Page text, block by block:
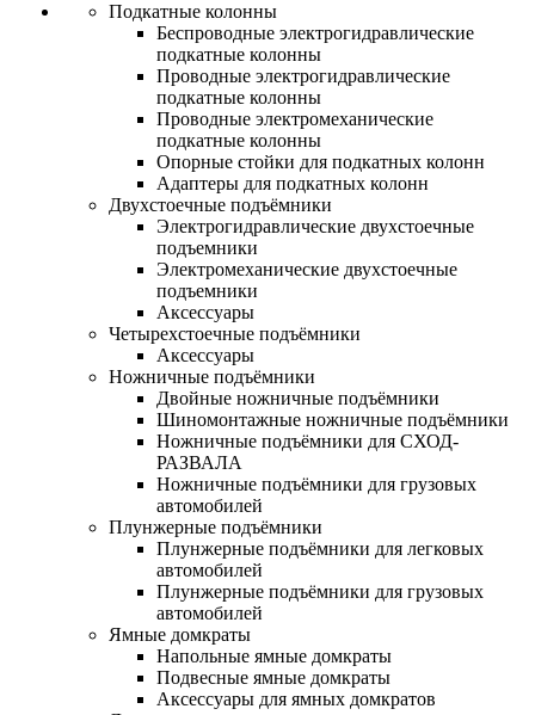
Подкатные колонны
Беспроводные электрогидравлические
подкатные колонны
Проводные электрогидравлические
подкатные колонны
Проводные электромеханические
подкатные колонны
Опорные стойки для подкатных колонн
Адаптеры для подкатных колонн
Двухстоечные подъёмники
Электрогидравлические двухстоечные
подъемники
Электромеханические двухстоечные
подъемники
Аксессуары
Четырехстоечные подъёмники
Аксессуары
Ножничные подъёмники
Двойные ножничные подъёмники
Шиномонтажные ножничные подъёмники
Ножничные подъёмники для СХОД-
РАЗВАЛА
Ножничные подъёмники для грузовых
автомобилей
Плунжерные подъёмники
Плунжерные подъёмники для легковых
автомобилей
Плунжерные подъёмники для грузовых
автомобилей
Ямные домкраты
Напольные ямные домкраты
Подвесные ямные домкраты
Аксессуары для ямных домкратов